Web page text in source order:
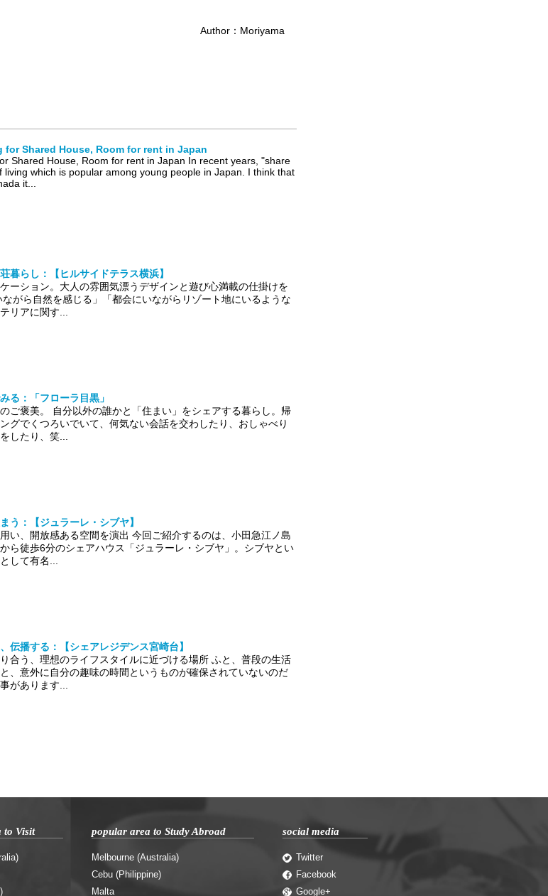
Author：Moriyama
for Shared House, Room for rent in Japan
Shared House, Room for rent in Japan In recent years, "share
living which is popular among young people in Japan. I think that
it...
暮らし：【ヒルサイドテラス横浜】
ーション。大人の雰囲気漂うデザインと遊び心満載の仕掛けを
がら自然を感じる」「都会にいながらリゾート地にいるような
リアに関す...
る：「フローラ目黒」
ご褒美。 自分以外の誰かと「住まい」をシェアする暮らし。帰
グでくつろいでいて、何気ない会話を交わしたり、おしゃべり
したり、笑...
う：【ジュラーレ・シブヤ】
い、開放感ある空間を演出 今回ご紹介するのは、小田急江ノ島
ら徒歩6分のシェアハウス「ジュラーレ・シブヤ」。シブヤとい
して有名...
伝播する：【シェアレジデンス宮崎台】
合う、理想のライフスタイルに近づける場所 ふと、普段の生活
、意外に自分の趣味の時間というものが確保されていないのだ
があります...
to Visit popular area to Study Abroad
Melbourne (Australia)
Cebu (Philippine)
Malta
social media
Twitter
Facebook
Google+